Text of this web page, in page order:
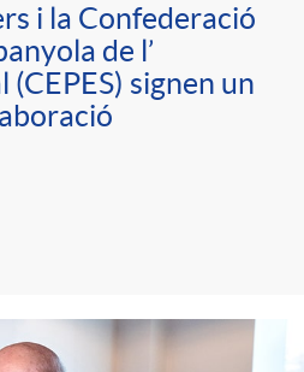
i la Confederació
de l’
(CEPES) signen un